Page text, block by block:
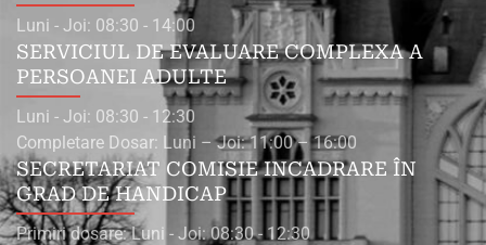
Luni - Joi: 08:30 - 14:00
SERVICIUL DE EVALUARE COMPLEXA A
PERSOANEI ADULTE
Luni - Joi: 08:30 - 12:30
Completare Dosar: Luni – Joi: 11:00 – 16:00
SECRETARIAT COMISIE INCADRARE ÎN
GRAD DE HANDICAP
Primiri dosare: Luni - Joi: 08:30 - 12:30